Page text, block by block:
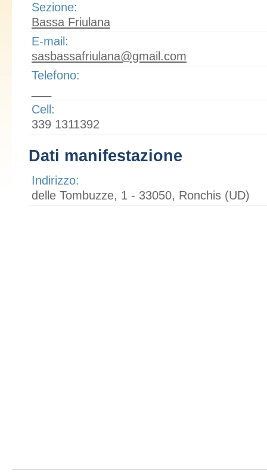
Sezione:
Bassa Friulana
E-mail:
sasbassafriulana@gmail.com
Telefono:
Cell:
339 1311392
Dati manifestazione
Indirizzo:
delle Tombuzze, 1 - 33050, Ronchis (UD)